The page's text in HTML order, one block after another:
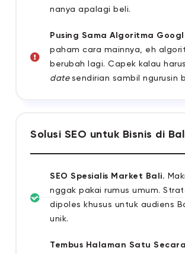
nanya apalagi beli.
Pusing Sama Algoritma
paham cara mainnya, eh
berubah lagi. Capek kalau harus
date sendirian sambil ngurusin
Solusi SEO untuk Bisnis di
SEO Spesialis Market Bali.
nggak pakai rumus umum.
dipoles khusus untuk audiens
unik.
Tembus Halaman Satu